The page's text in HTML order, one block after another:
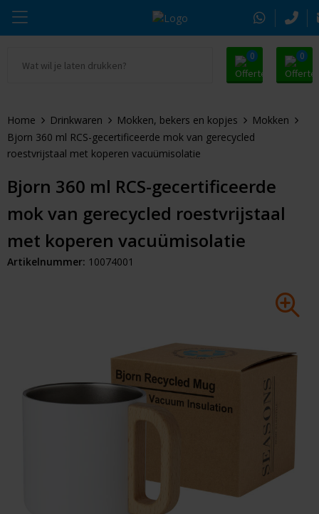
0 0
Drinkwaren
Kleding & Textiel
Tassen & Reizen
Elektronica & Gadgets
Beurs & Event
Outdoor & Vrije Tijd
Auto & Veiligheid
Alle promosnoepje
Zomer
Pasen
Kerst
Eindejaarsgeschenken
Alle geefmomenten
Thule
Moleskine
Alle merken
Home Drinkwaren Mokken, bekers en kopjes
Mokken
Bjorn 360 ml RCS-gecertificeerde mok van gerecycled
roestvrijstaal met koperen vacuümisolatie
Bjorn 360 ml RCS-gecertificeerde
mok van gerecycled roestvrijstaal
met koperen vacuümisolatie
Artikelnummer: 10074001